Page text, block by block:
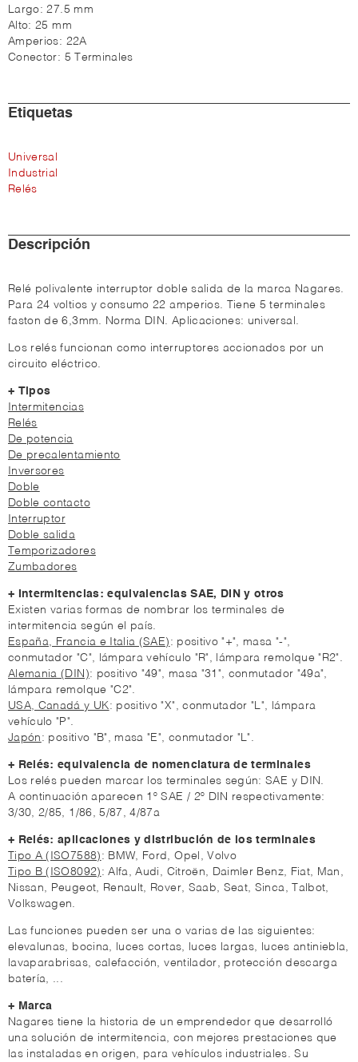
Largo:27.5 mm
Alto:25 mm
Amperios: 22A
Conector: 5 Terminales
Etiquetas
Universal
Industrial
Relés
Descripción
Relé polivalente interruptor doble salida de la marca Nagares.
Para 24 voltios y consumo 22 amperios. Tiene 5 terminales
faston de 6,3mm. Norma DIN. Aplicaciones: universal.
Los relés funcionan como interruptores accionados por un
circuito eléctrico.
+ Tipos
Intermitencias
Relés
De potencia
De precalentamiento
Inversores
Doble
Doble contacto
Interruptor
Doble salida
Temporizadores
Zumbadores
+ Intermitencias: equivalencias SAE, DIN y otros
Existen varias formas de nombrar los terminales de
intermitencia según el país.
España, Francia e Italia (SAE) : positivo "+", masa "-",
conmutador "C", lámpara vehículo "R", lámpara remolque "R2".
Alemania (DIN): positivo "49", masa "31", conmutador "49a",
lámpara remolque "C2".
USA, Canadá y UK: positivo "X", conmutador "L", lámpara
vehículo "P".
Japón : positivo "B", masa "E", conmutador "L".
+ Relés: equivalencia de nomenclatura de terminales
Los relés pueden marcar los terminales según: SAE y DIN.
A continuación aparecen 1º SAE / 2º DIN respectivamente:
3/30, 2/85, 1/86, 5/87, 4/87a
+ Relés: aplicaciones y distribución de los terminales
Tipo A (ISO7588) : BMW, Ford, Opel, Volvo
Tipo B (ISO8092) : Alfa, Audi, Citroën, Daimler Benz, Fiat, Man,
Nissan, Peugeot, Renault, Rover, Saab, Seat, Sinca, Talbot,
Volkswagen.
Las funciones pueden ser una o varias de las siguientes:
elevalunas, bocina, luces cortas, luces largas, luces antiniebla,
lavaparabrisas, calefacción, ventilador, protección descarga
batería, ...
+ Marca
Nagares tiene la historia de un emprendedor que desarrolló
una solución de intermitencia, con mejores prestaciones que
las instaladas en origen, para vehículos industriales. Su